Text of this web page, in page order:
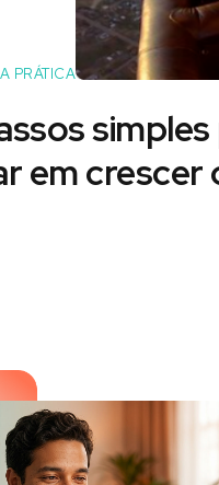
PRÁTICA
simples
em crescer